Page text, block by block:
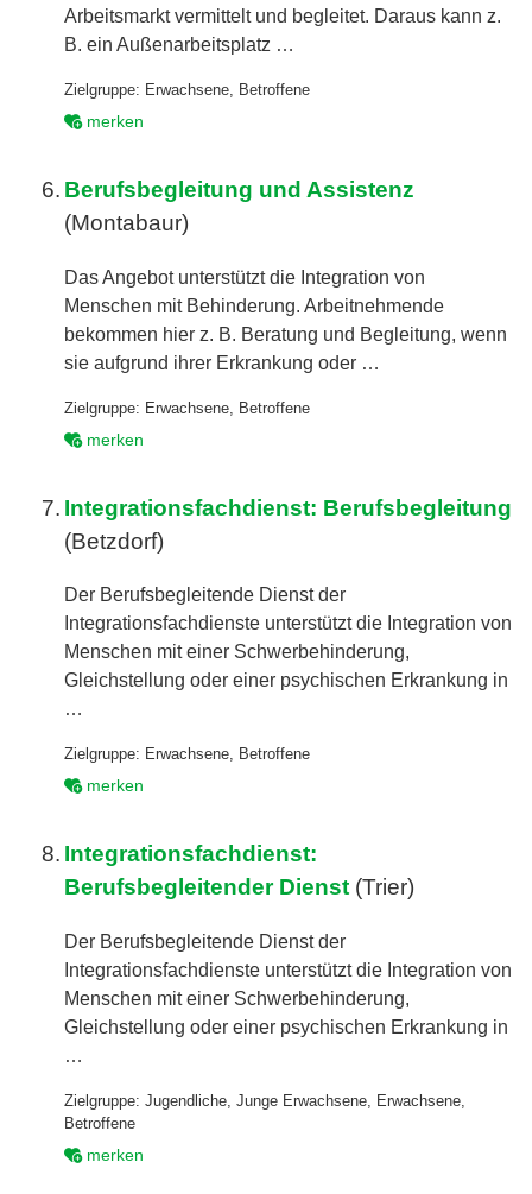
Arbeitsmarkt vermittelt und begleitet. Daraus kann z.
B. ein Außenarbeitsplatz …
Zielgruppe: Erwachsene, Betroffene
merken
6. Berufsbegleitung und Assistenz
(Montabaur)
Das Angebot unterstützt die Integration von
Menschen mit Behinderung. Arbeitnehmende
bekommen hier z. B. Beratung und Begleitung, wenn
sie aufgrund ihrer Erkrankung oder …
Zielgruppe: Erwachsene
Betroffene
merken
7. Integrationsfachdienst: Berufsbegleitung
(Betzdorf)
Der Berufsbegleitende Dienst der
Integrationsfachdienste unterstützt die Integration von
Menschen mit einer Schwerbehinderung,
Gleichstellung oder einer psychischen Erkrankung in
…
Zielgruppe: Erwachsene, Betroffene
merken
8. Integrationsfachdienst:
Berufsbegleitender Dienst (Trier)
Der Berufsbegleitende Dienst der
Integrationsfachdienste unterstützt die Integration von
Menschen mit einer Schwerbehinderung,
Gleichstellung oder einer psychischen Erkrankung in
…
Zielgruppe:Jugendliche,Junge Erwachsene, Erwachsene,
Betroffene
merken